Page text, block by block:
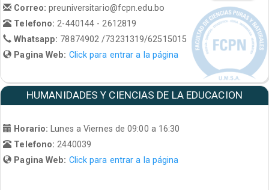
Correo:preuniversitario@fcpn.edu.bo
Telefono: 2-440144 - 2612819
Whatsapp: 78874902 /73231319/62515015
Pagina Web: Click para entrar a la página
HUMANIDADES Y CIENCIAS DE LA EDUCACION
Horario: Lunes a Viernes de 09:00 a 16:30
Telefono:2440039
Pagina Web: Click para entrar a la página